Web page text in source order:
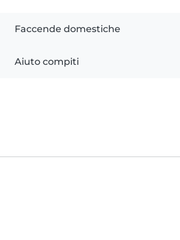
Faccende domestiche
Aiuto compiti